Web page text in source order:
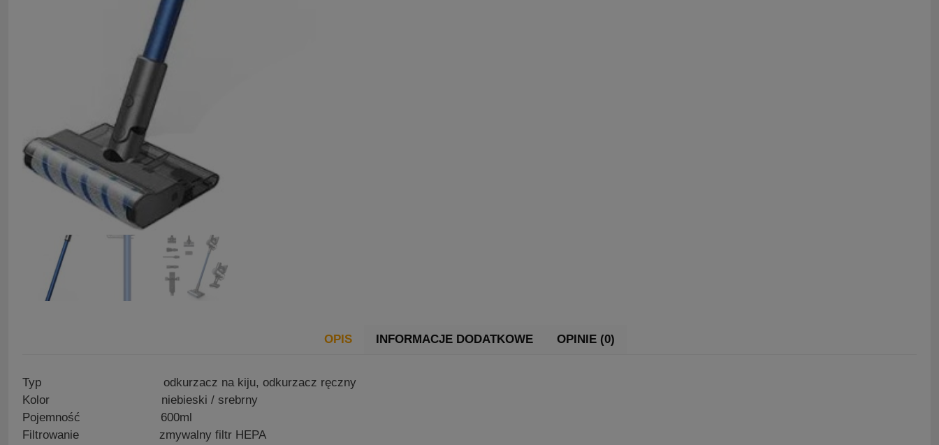
OPIS INFORMACJE DODATKOWE OPINIE (0)
Typ odkurzacz na kiju, odkurzacz ręczny
Kolor niebieski /​ srebrny
Pojemność 600ml
Filtrowanie zmywalny filtr HEPA